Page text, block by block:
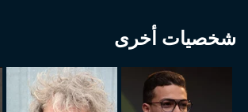
شخصيات أخرى